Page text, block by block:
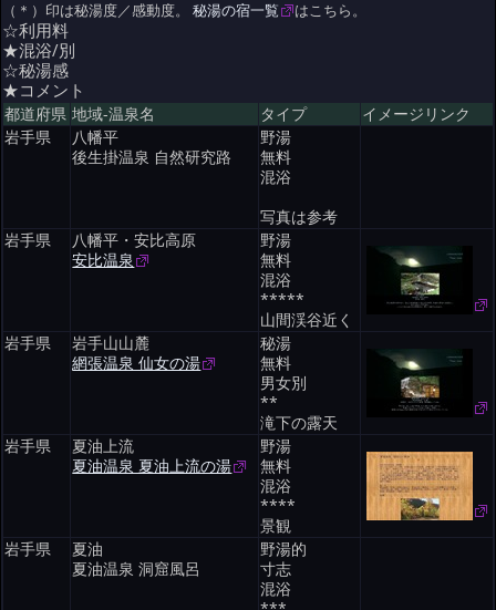
（＊）印は秘湯度／感動度。秘湯の宿一覧 はこちら。
☆利用料
★混浴/別
☆秘湯感
★コメント
都道府県 地域-温泉名 タイプ
イメージリンク
岩手県
八幡平
後生掛温泉 自然研究路
野湯
無料
混浴
写真は参考
岩手県
八幡平・安比高原
安比温泉
野湯
無料
混浴
*****
山間渓谷近く
岩手県
岩手山山麓
網張温泉 仙女の湯
秘湯
無料
男女別
**
滝下の露天
岩手県
夏油上流
夏油温泉 夏油上流の湯
野湯
無料
混浴
****
景観
岩手県
夏油
夏油温泉 洞窟風呂
野湯的
寸志
混浴